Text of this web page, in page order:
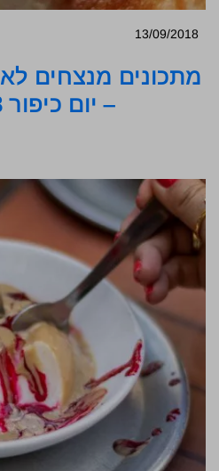
13/09/2018
מתכונים מנצחים
– יום כיפור 2018